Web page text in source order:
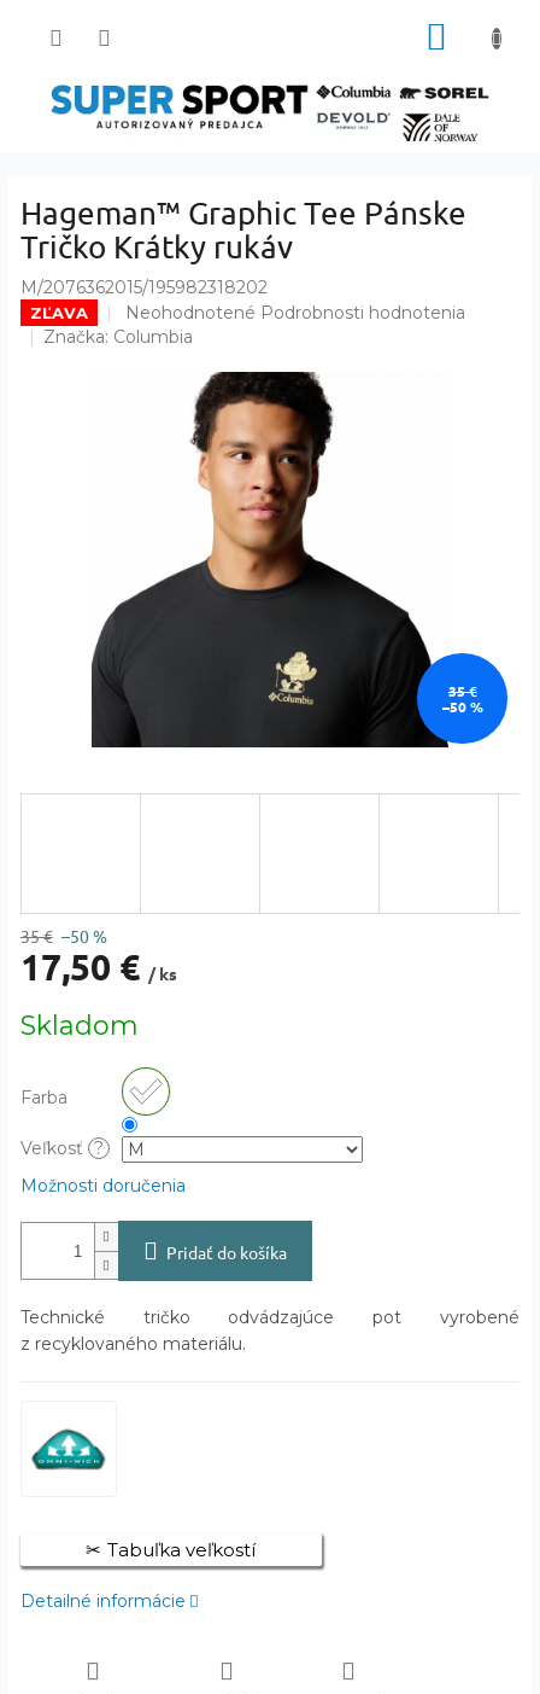
Hageman™ Graphic Tee Pánske
Tričko Krátky rukáv
M/2076362015/195982318202
ZĽAVA
Priemerné
hodnotenie
hviezdičiek.
Neohodnotené Podrobnosti hodnotenia
Značka: Columbia
35 €
–50 %
35 € –50 %
17,50 € / ks
cena:
Skladom
Farba
Veľkosť ?
Možnosti doručenia
Pridať do košíka
Technické tričko odvádzajúce pot vyrobené
z recyklovaného materiálu.
Tabuľka veľkostí
Detailné informácie